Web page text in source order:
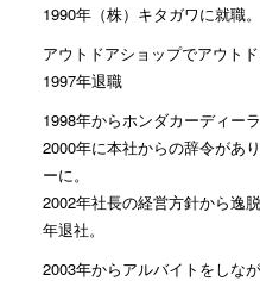
1990年（株）キタガワに就職。
アウトドアショップでアウト
1997年退職
1998年からホンダカーディー
2000年に本社からの辞令があ
ーに。
2002年社長の経営方針から逸
年退社。
2003年からアルバイトをしな